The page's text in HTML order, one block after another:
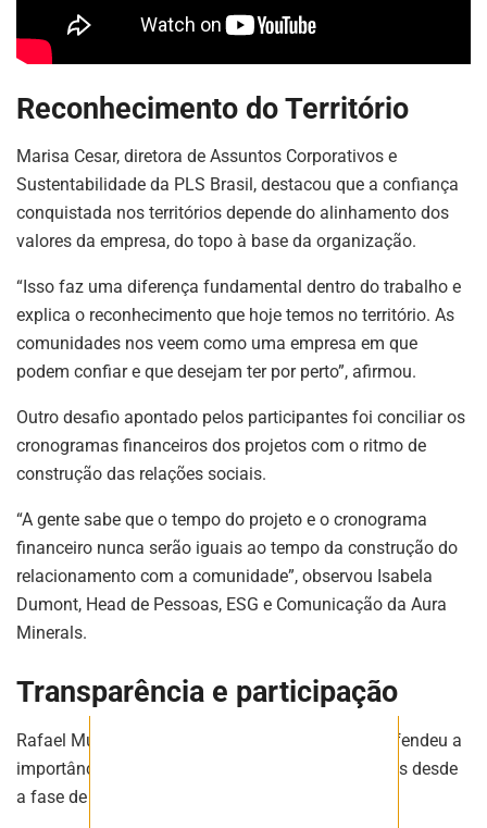
Reconhecimento do Território
Marisa Cesar, diretora de Assuntos Corporativos e
Sustentabilidade da PLS Brasil, destacou que a confiança
conquistada nos territórios depende do alinhamento dos
valores da empresa, do topo à base da organização.
“Isso faz uma diferença fundamental dentro do trabalho e
explica o reconhecimento que hoje temos no território. As
comunidades nos veem como uma empresa em que
podem confiar e que desejam ter por perto”, afirmou.
Outro desafio apontado pelos participantes foi conciliar os
cronogramas financeiros dos projetos com o ritmo de
construção das relações sociais.
“A gente sabe que o tempo do projeto e o cronograma
financeiro nunca serão iguais ao tempo da construção do
relacionamento com a comunidade”, observou Isabela
Dumont, Head de Pessoas, ESG e Comunicação da Aura
Minerals.
Transparência e participação
Rafael Murro, diretor de Operações da Galvani, defendeu a
importância da aproximação com as comunidades desde
a fase de implantação dos empreendimentos.
ASSINE NOSSA
NEWSLETTER
Fique atualizado com as últimas
brasileiro.